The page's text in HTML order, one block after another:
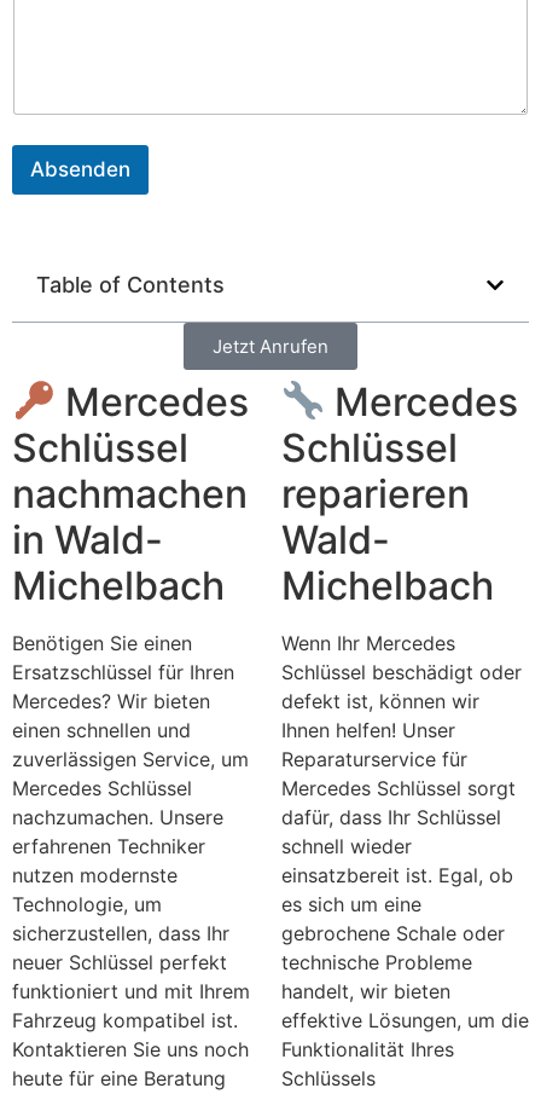
e
Absenden
Table of Contents
Jetzt Anrufen
Mercedes
Schlüssel
nachmachen
in Wald-
Michelbach
Benötigen Sie einen
Ersatzschlüssel für Ihren
Mercedes? Wir bieten
einen schnellen und
zuverlässigen Service, um
Mercedes Schlüssel
nachzumachen. Unsere
erfahrenen Techniker
nutzen modernste
Technologie, um
sicherzustellen, dass Ihr
neuer Schlüssel perfekt
funktioniert und mit Ihrem
Fahrzeug kompatibel ist.
Kontaktieren Sie uns noch
heute für eine Beratung
Mercedes
Schlüssel
reparieren
Wald-
Michelbach
Wenn Ihr Mercedes
Schlüssel beschädigt oder
defekt ist, können wir
Ihnen helfen! Unser
Reparaturservice für
Mercedes Schlüssel sorgt
dafür, dass Ihr Schlüssel
schnell wieder
einsatzbereit ist. Egal, ob
es sich um eine
gebrochene Schale oder
technische Probleme
handelt, wir bieten
effektive Lösungen, um die
Funktionalität Ihres
Schlüssels